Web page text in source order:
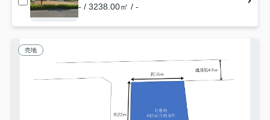
- / 3238.00㎡ / -
売地